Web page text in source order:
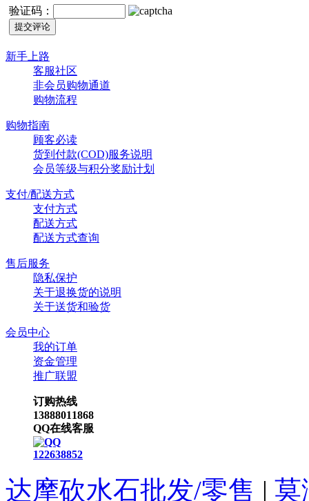
验证码：
新手上路
客服社区
非会员购物通道
购物流程
购物指南
顾客必读
货到付款(COD)服务说明
会员等级与积分奖励计划
支付/配送方式
支付方式
配送方式
配送方式查询
售后服务
隐私保护
关于退换货的说明
关于送货和验货
会员中心
我的订单
资金管理
推广联盟
订购热线
13888011868
QQ在线客服
122638852
达摩砍水石批发/零售 | 莫